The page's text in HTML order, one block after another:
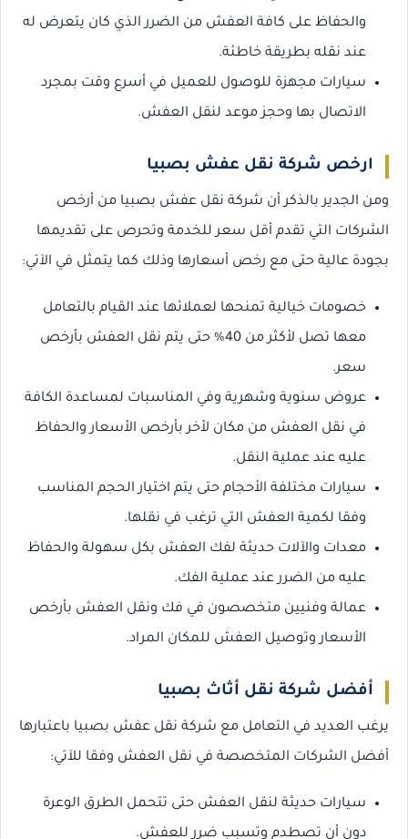
والحفاظ على كافة العفش من الضرر الذي كان يتعرض له
عند نقله بطريقة خاطئة.
سيارات مجهزة للوصول للعميل في أسرع وقت بمجرد
الاتصال بها وحجز موعد لنقل العفش.
ارخص شركة نقل عفش بصبيا
ومن الجدير بالذكر أن شركة نقل عفش بصبيا من أرخص
الشركات التي تقدم أقل سعر للخدمة وتحرص على تقديمها
بجودة عالية حتى مع رخص أسعارها وذلك كما يتمثل في الآتي:
خصومات خيالية تمنحها لعملائها عند القيام بالتعامل
معها تصل لأكثر من 40% حتى يتم نقل العفش بأرخص
سعر.
عروض سنوية وشهرية وفي المناسبات لمساعدة الكافة
في نقل العفش من مكان لأخر بأرخص الأسعار والحفاظ
عليه عند عملية النقل.
سيارات مختلفة الأحجام حتى يتم اختيار الحجم المناسب
وفقا لكمية العفش التي ترغب في نقلها.
معدات والآلات حديثة لفك العفش بكل سهولة والحفاظ
عليه من الضرر عند عملية الفك.
عمالة وفنيين متخصصون في فك ونقل العفش بأرخص
الأسعار وتوصيل العفش للمكان المراد.
أفضل شركة نقل أثاث بصبيا
يرغب العديد في التعامل مع شركة نقل عفش بصبيا باعتبارها
أفضل الشركات المتخصصة في نقل العفش وفقا للآتي:
سيارات حديثة لنقل العفش حتى تتحمل الطرق الوعرة
دون أن تصطدم وتسبب ضرر للعفش.